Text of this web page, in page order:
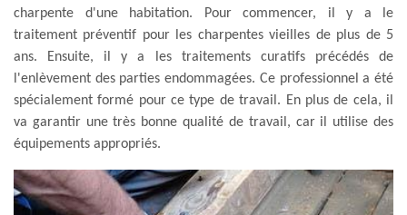
charpente d'une habitation. Pour commencer, il y a le
traitement préventif pour les charpentes vieilles de plus de 5
ans. Ensuite, il y a les traitements curatifs précédés de
l'enlèvement des parties endommagées. Ce professionnel a été
spécialement formé pour ce type de travail. En plus de cela, il
va garantir une très bonne qualité de travail, car il utilise des
équipements appropriés.